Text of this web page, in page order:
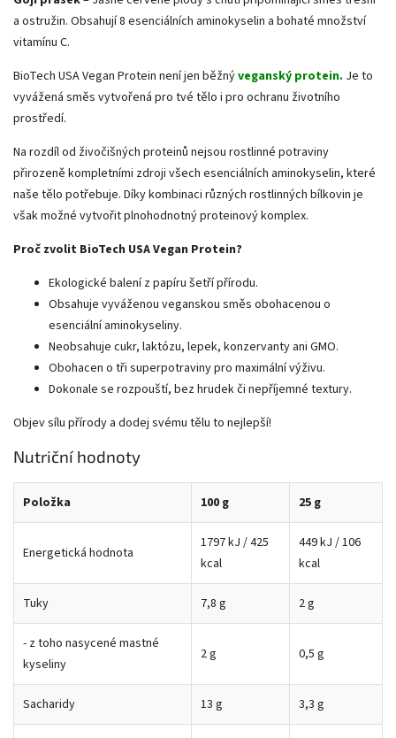
a ostružin. Obsahují 8 esenciálních aminokyselin a bohaté množství
vitamínu C.
BioTech USA Vegan Protein není jen běžnýveganský protein. Je to
vyvážená směs vytvořená pro tvé tělo i pro ochranu životního
prostředí.
Na rozdíl od živočišných proteinů nejsou rostlinné potraviny
přirozeně kompletními zdroji všech esenciálních aminokyselin, které
naše tělo potřebuje. Díky kombinaci různých rostlinných bílkovin je
však možné vytvořit plnohodnotný proteinový komplex.
Proč zvolit BioTech USA Vegan Protein?
Ekologické balení z papíru šetří přírodu.
Obsahuje vyváženou veganskou směs obohacenou o
esenciální aminokyseliny.
Neobsahuje cukr, laktózu, lepek, konzervanty ani GMO.
Obohacen o tři superpotraviny pro maximální výživu.
Dokonale se rozpouští, bez hrudek či nepříjemné textury.
Objev sílu přírody a dodej svému tělu to nejlepší!
Nutriční hodnoty
Položka 100 g 25 g
Energetická hodnota
1797 kJ / 425
kcal
449 kJ / 106
kcal
Tuky 7,8 g 2 g
- z toho nasycené mastné
kyseliny
2 g 0,5 g
Sacharidy 13 g 3,3 g